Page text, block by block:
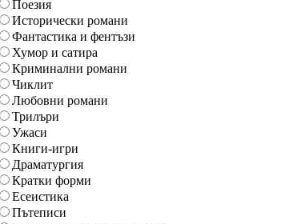
Поезия
Исторически романи
Фантастика и фентъзи
Хумор и сатира
Криминални романи
Чиклит
Любовни романи
Трилъри
Ужаси
Книги-игри
Драматургия
Кратки форми
Есеистика
Пътеписи